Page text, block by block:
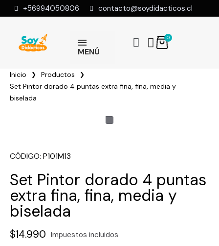
+56994050806 contacto@soydidacticos.cl
MENÚ
Inicio
Productos
Set Pintor dorado 4 puntas extra fina, fina, media y
biselada
CÓDIGO P101M13
Set Pintor dorado 4 puntas
extra fina, fina, media y
biselada
$14.990 Impuestos incluidos